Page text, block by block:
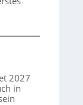
2027
in